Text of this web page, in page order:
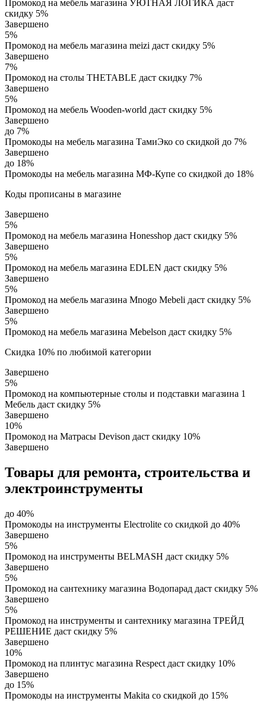
Промокод на мебель магазина УЮТНАЯ ЛОГИКА даст
скидку 5%
Завершено
5%
Промокод на мебель магазина meizi даст скидку 5%
Завершено
7%
Промокод на столы THETABLE даст скидку 7%
Завершено
5%
Промокод на мебель Wooden-world даст скидку 5%
Завершено
до 7%
Промокоды на мебель магазина ТамиЭко со скидкой до 7%
Завершено
до 18%
Промокоды на мебель магазина МФ-Купе со скидкой до 18%
Коды прописаны в магазине
Завершено
5%
Промокод на мебель магазина Honesshop даст скидку 5%
Завершено
5%
Промокод на мебель магазина EDLEN даст скидку 5%
Завершено
5%
Промокод на мебель магазина Mnogo Mebeli даст скидку 5%
Завершено
5%
Промокод на мебель магазина Mebelson даст скидку 5%
Скидка 10% по любимой категории
Завершено
5%
Промокод на компьютерные столы и подставки магазина 1
Мебель даст скидку 5%
Завершено
10%
Промокод на Матрасы Devison даст скидку 10%
Завершено
Товары для ремонта, строительства и
электроинструменты
до 40%
Промокоды на инструменты Electrolite со скидкой до 40%
Завершено
5%
Промокод на инструменты BELMASH даст скидку 5%
Завершено
5%
Промокод на сантехнику магазина Водопарад даст скидку 5%
Завершено
5%
Промокод на инструменты и сантехнику магазина ТРЕЙД
РЕШЕНИЕ даст скидку 5%
Завершено
10%
Промокод на плинтус магазина Respect даст скидку 10%
Завершено
до 15%
Промокоды на инструменты Makita со скидкой до 15%